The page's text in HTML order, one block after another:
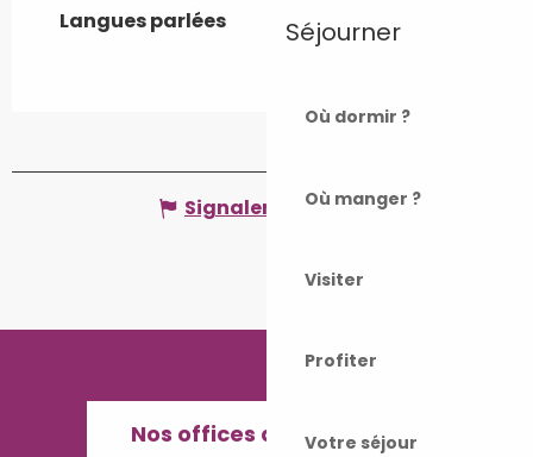
Séjourner
Où dormir ?
Où manger ?
Visiter
Profiter
Votre séjour
Langues parlées
Langues parlées
Signaler une erreur
Nos offices de Tourisme